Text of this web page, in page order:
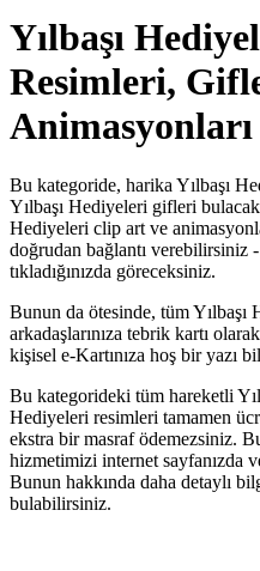
Yılbaşı
Resimleri,
Animasyonları
Bu kategoride, harika Yılbaşı
Yılbaşı Hediyeleri gifleri
Hediyeleri clip art ve
doğrudan bağlantı
tıkladığınızda göreceksiniz.
Bunun da ötesinde, tüm
arkadaşlarınıza tebrik kartı
kişisel e-Kartınıza hoş bir yazı
Bu kategorideki tüm hareketli
Hediyeleri resimleri tamamen
ekstra bir masraf ödemezsiniz.
hizmetimizi internet sayfanızda
Bunun hakkında daha detaylı
bulabilirsiniz.